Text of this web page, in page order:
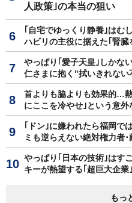
人政策｣の本当の狙い
｢自宅でゆっくり静養｣は
ハビリの主役に据えた｢腎臓
やっぱり｢愛子天皇｣しかな
仁さまに抱く"拭いきれない
首よりも脇よりも効果的…
にここを冷やせ｣という意外
｢ドン｣に嫌われたら福岡
ミも逆らえない絶対権力者
やっぱり｢日本の技術｣はす
キーが熱望する｢超巨大企業
もっ